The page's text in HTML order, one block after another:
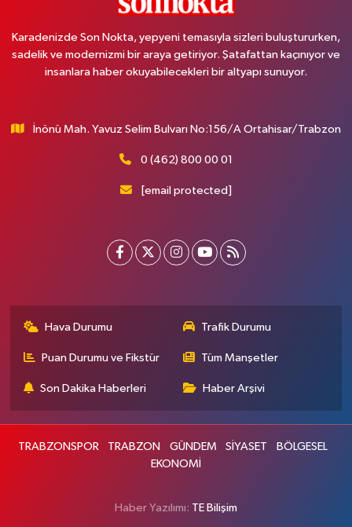
Karadenizde Son Nokta, yepyeni temasıyla sizleri buluştururken,
sadelik ve modernizmi bir araya getiriyor. Şatafattan kaçınıyor ve
insanlara haber okuyabilecekleri bir altyapı sunuyor.
İnönü Mah. Yavuz Selim Bulvarı No:156/A Ortahisar/Trabzon
0 (462) 800 00 01
[email protected]
Hava Durumu Trafik Durumu
Puan Durumu ve Fikstür Tüm Manşetler
Son Dakika Haberleri Haber Arşivi
TRABZONSPOR TRABZON GÜNDEM SİYASET
BÖLGESEL
EKONOMİ
Haber Yazılımı: TE Bilişim